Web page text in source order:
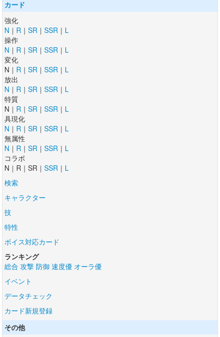
カード
強化
N ｜ R ｜ SR ｜ SSR ｜ L
操作
N ｜ R ｜ SR ｜ SSR ｜ L
変化
N｜ R ｜ SR ｜ SSR ｜ L
放出
N ｜ R ｜ SR ｜ SSR ｜ L
特質
N｜ R ｜ SR ｜ SSR ｜ L
具現化
N ｜ R ｜ SR ｜ SSR ｜ L
無属性
N ｜ R ｜ SR ｜ SSR ｜ L
コラボ
N｜R｜SR｜ SSR ｜ L
検索
キャラクター
技
特性
ボイス対応カード
ランキング
総合 攻撃 防御 速度優 オーラ優
イベント
データチェック
カード新規登録
その他